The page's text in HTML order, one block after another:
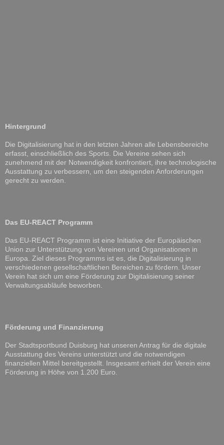
Hintergrund
Die Digitalisierung hat in den letzten Jahren alle Lebensbereiche
erfasst, einschließlich des Sports. Die Vereine sehen sich
zunehmend mit der Notwendigkeit konfrontiert, ihre technologische
Ausstattung zu verbessern, um den steigenden Anforderungen
gerecht zu werden.
Das EU-REACT Programm
Das EU-REACT Programm ist eine Initiative der Europäischen
Union zur Unterstützung von Vereinen und Organisationen in
Europa. Ziel dieses Programms ist es, die Digitalisierung in
verschiedenen gesellschaftlichen Bereichen zu fördern. Unser
Verein hat sich um eine Förderung zur Digitalisierung seiner
Verwaltungsabläufe beworben.
Förderung und Finanzierung
Der Stadtsportbund Duisburg hat unseren Antrag für die digitale
Ausstattung des Vereins unterstützt und die notwendigen
finanziellen Mittel bereitgestellt. Insgesamt erhielt der Verein eine
Förderung in Höhe von 1.200 Euro.